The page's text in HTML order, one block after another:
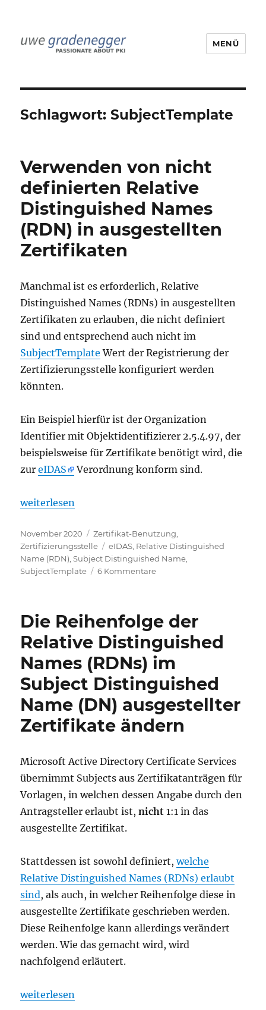
MENÜ
Schlagwort:SubjectTemplate
Verwenden von nicht
definierten Relative
Distinguished Names
(RDN) in ausgestellten
Zertifikaten
Manchmal ist es erforderlich, Relative
Distinguished Names (RDNs) in ausgestellten
Zertifikaten zu erlauben, die nicht definiert
sind und entsprechend auch nicht im
SubjectTemplate Wert der Registrierung der
Zertifizierungsstelle konfiguriert werden
könnten.
Ein Beispiel hierfür ist der Organization
Identifier mit Objektidentifizierer 2.5.4.97, der
beispielsweise für Zertifikate benötigt wird, die
zureIDAS Verordnung konform sind.
„Verwenden von nicht definierten Relative
weiterlesen
Veröffentlicht
am
November 2020 Kategorien
Zertifikat-Benutzung
Zertifizierungsstelle
Schlagwörter
eIDAS Relative Distinguished
Name (RDN) ,Subject Distinguished Name
SubjectTemplate
6 Kommentarezu
definierten
Relative
Distinguished
Names
(RDN)
in
ausgestellten
Zertifikaten
Die Reihenfolge der
Relative Distinguished
Names (RDNs) im
Subject Distinguished
Name (DN) ausgestellter
Zertifikate ändern
Microsoft Active Directory Certificate Services
übernimmt Subjects aus Zertifikatanträgen für
Vorlagen, in welchen dessen Angabe durch den
Antragsteller erlaubt ist,nicht1:1 in das
ausgestellte Zertifikat.
Stattdessen ist sowohl definiert,welche
Relative Distinguished Names (RDNs) erlaubt
sind, als auch, in welcher Reihenfolge diese in
ausgestellte Zertifikate geschrieben werden.
Diese Reihenfolge kann allerdings verändert
werden. Wie das gemacht wird, wird
nachfolgend erläutert.
„Die Reihenfolge der Relative Distinguished
weiterlesen